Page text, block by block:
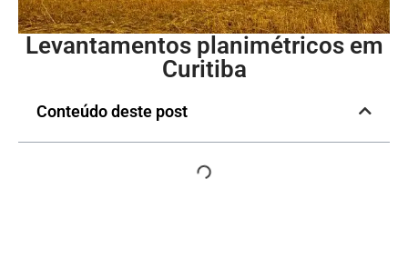
Levantamentos planimétricos em
Curitiba
Conteúdo deste post